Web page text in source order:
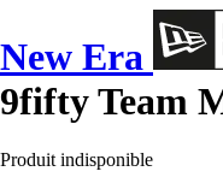
New Era
9fifty Team
Produit indisponible